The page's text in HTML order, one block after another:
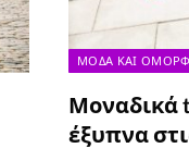
ΜΌΔΑ ΚΑΙ
Μοναδικά
έξυπνα